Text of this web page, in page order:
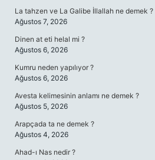
La tahzen ve La Galibe İllallah ne demek ?
Ağustos 7, 2026
Dinen at eti helal mi ?
Ağustos 6, 2026
Kumru neden yapılıyor ?
Ağustos 6, 2026
Avesta kelimesinin anlamı ne demek ?
Ağustos 5, 2026
Arapçada ta ne demek ?
Ağustos 4, 2026
Ahad-ı Nas nedir ?